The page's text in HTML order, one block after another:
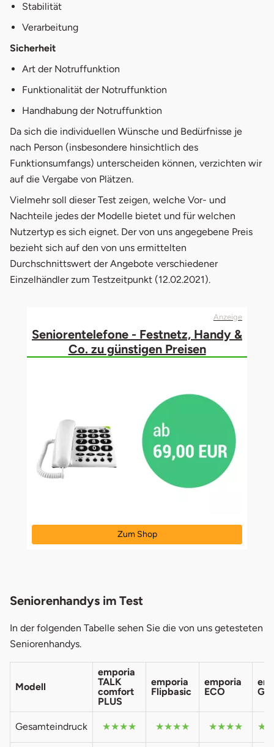
Stabilität
Verarbeitung
Sicherheit
Art der Notruffunktion
Funktionalität der Notruffunktion
Handhabung der Notruffunktion
Da sich die individuellen Wünsche und Bedürfnisse je
nach Person (insbesondere hinsichtlich des
Funktionsumfangs) unterscheiden können, verzichten wir
auf die Vergabe von Plätzen.
Vielmehr soll dieser Test zeigen, welche Vor- und
Nachteile jedes der Modelle bietet und für welchen
Nutzertyp es sich eignet. Der von uns angegebene Preis
bezieht sich auf den von uns ermittelten
Durchschnittswert der Angebote verschiedener
Einzelhändler zum Testzeitpunkt (12.02.2021).
Anzeige
Seniorentelefone - Festnetz, Handy &
Co. zu günstigen Preisen
Zum Shop
Seniorenhandys im Test
In der folgenden Tabelle sehen Sie die von uns getesteten
Seniorenhandys.
Modell
emporia
TALK
comfort
PLUS
emporia
Flipbasic
emporia
ECO
Gesamteindruck ★★★★ ★★★★ ★★★★